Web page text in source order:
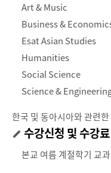
Art & Music
Business &
Esat Asian Studies
Humanities
Social Science
Science &
한국 및 동아시아와 관련
수강신청 및 수강
본교 여름 계절학기 교